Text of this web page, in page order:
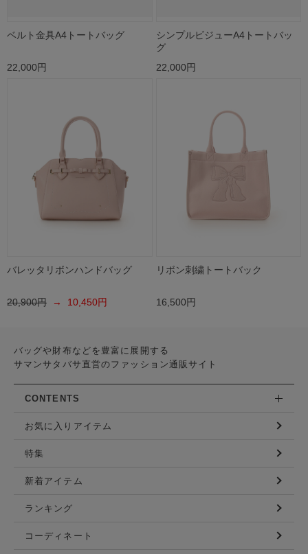
ベルト金具A4トートバッグ
22,000円
シンプルビジューA4トートバッ
グ
22,000円
バレッタリボンハンドバッグ
20,900円 → 10,450円
リボン刺繍トートバック
16,500円
バッグや財布などを豊富に展開する
サマンサタバサ直営のファッション通販サイト
CONTENTS
お気に入りアイテム
特集
新着アイテム
ランキング
コーディネート